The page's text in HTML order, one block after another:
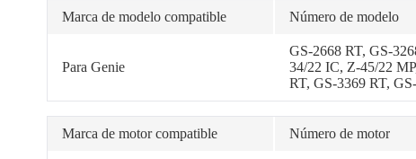
Marca de modelo compatible Número de modelo
Para Genie
GS-2668 RT, GS-
34/22 IC, Z-45/22
RT, GS-3369 RT,
60/37 DC/FE
FE/DC
Marca de motor compatible
Número de motor